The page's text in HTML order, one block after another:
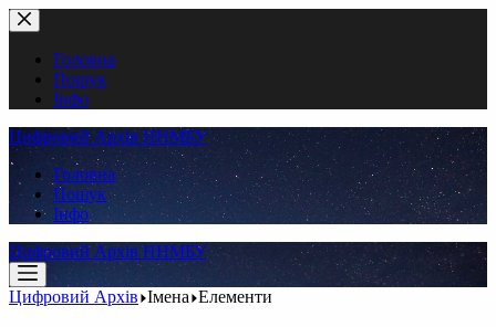
Перейти
до
вмістуГоловна
Пошук
Інфо
Цифровий Архів ННМБУ
Головна
Пошук
Інфо
Цифровий Архів ННМБУ
Цифровий Архів Імена Елементи